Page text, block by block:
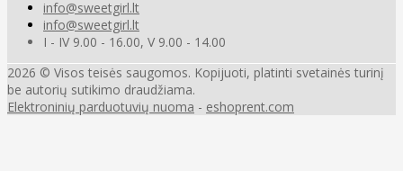
info@sweetgirl.lt
info@sweetgirl.lt
I - IV 9.00 - 16.00, V 9.00 - 14.00
2026 © Visos teisės saugomos. Kopijuoti, platinti svetainės turinį
be autorių sutikimo draudžiama.
Elektroninių parduotuvių nuoma - eshoprent.com